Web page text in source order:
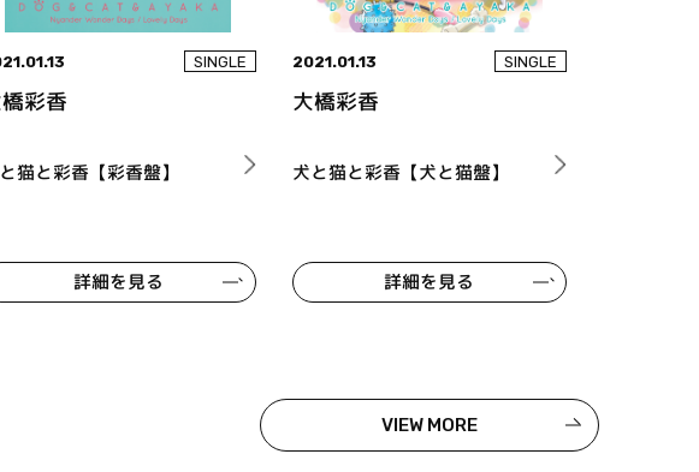
SINGLE
彩香
猫と彩香【彩香盤】
詳細を見る
2021.01.13 SINGLE
大橋彩香
犬と猫と彩香【犬と猫盤】
詳細を見る
VIEW MORE